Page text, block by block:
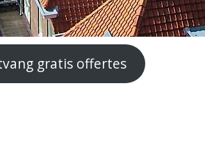
gratis offertes